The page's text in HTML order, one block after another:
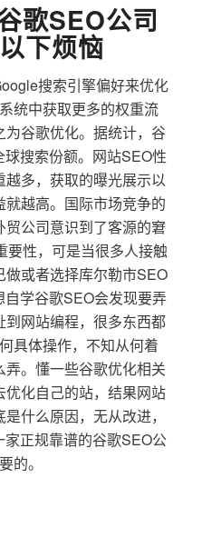
歌SEO公司
下烦恼
搜索引擎偏好来优化
统中获取更多的权重流
谷歌优化。据统计，谷
搜索份额。网站SEO性
多，获取的曝光展示以
越高。国际市场竞争的
公司意识到了客源的窘
要性，可是当很多人接触
或者选择库尔勒市SEO
学谷歌SEO会发现要弄
网站编程，很多东西都
具体操作，不知从何着
。懂一些谷歌优化相关
化自己的站，结果网站
什么原因，无从改进，
正规靠谱的谷歌SEO公
的。